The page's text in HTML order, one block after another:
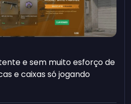
e sem muito esforço de
e caixas só jogando